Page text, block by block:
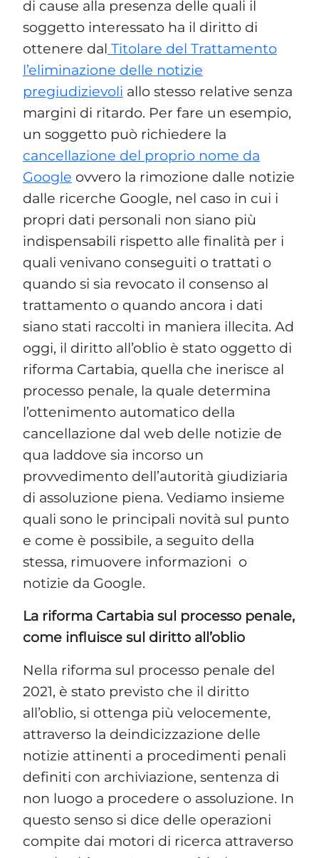
di cause alla presenza delle quali il
soggetto interessato ha il diritto di
ottenere dal Titolare del Trattamento
l’eliminazione delle notizie
pregiudizievoli allo stesso relative senza
margini di ritardo. Per fare un esempio,
un soggetto può richiedere la
cancellazione del proprio nome da
Google ovvero la rimozione dalle notizie
dalle ricerche Google, nel caso in cui i
propri dati personali non siano più
indispensabili rispetto alle finalità per i
quali venivano conseguiti o trattati o
quando si sia revocato il consenso al
trattamento o quando ancora i dati
siano stati raccolti in maniera illecita. Ad
oggi, il diritto all’oblio è stato oggetto di
riforma Cartabia, quella che inerisce al
processo penale, la quale determina
l’ottenimento automatico della
cancellazione dal web delle notizie de
qua laddove sia incorso un
provvedimento dell’autorità giudiziaria
di assoluzione piena. Vediamo insieme
quali sono le principali novità sul punto
e come è possibile, a seguito della
stessa, rimuovere informazioni o
notizie da Google.
La riforma Cartabia sul processo penale,
come influisce sul diritto all’oblio
Nella riforma sul processo penale del
2021, è stato previsto che il diritto
all’oblio, si ottenga più velocemente,
attraverso la deindicizzazione delle
notizie attinenti a procedimenti penali
definiti con archiviazione, sentenza di
non luogo a procedere o assoluzione. In
questo senso si dice delle operazioni
compite dai motori di ricerca attraverso